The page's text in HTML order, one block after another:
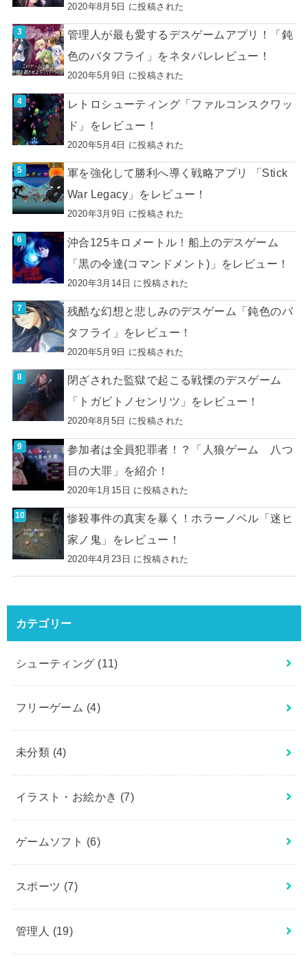
2020年8月5日 に投稿された
管理人が最も愛するデスゲームアプリ！「鈍
色のバタフライ」をネタバレレビュー！
2020年5月9日 に投稿された
レトロシューティング「ファルコンスクワッ
ド」をレビュー！
2020年5月4日 に投稿された
軍を強化して勝利へ導く戦略アプリ 「Stick
War Legacy」をレビュー！
2020年3月9日 に投稿された
沖合125キロメートル！船上のデスゲーム
「黒の令達(コマンドメント)」をレビュー！
2020年3月14日 に投稿された
残酷な幻想と悲しみのデスゲーム「鈍色のバ
タフライ」をレビュー！
2020年5月9日 に投稿された
閉ざされた監獄で起こる戦慄のデスゲーム
「トガビトノセンリツ」をレビュー！
2020年8月5日 に投稿された
参加者は全員犯罪者！？「人狼ゲーム 八つ
目の大罪」を紹介！
2020年1月15日 に投稿された
惨殺事件の真実を暴く！ホラーノベル「迷ヒ
家ノ鬼」をレビュー！
2020年4月23日 に投稿された
カテゴリー
シューティング (11)
フリーゲーム (4)
未分類 (4)
イラスト・お絵かき (7)
ゲームソフト (6)
スポーツ (7)
管理人 (19)